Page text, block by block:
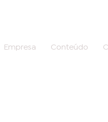
Empresa Conteúdo